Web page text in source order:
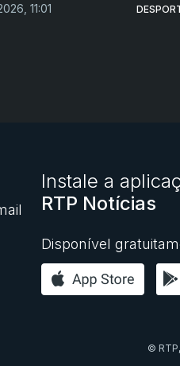
11:01
Instale a
RTP Notícias
Disponível
© RTP,